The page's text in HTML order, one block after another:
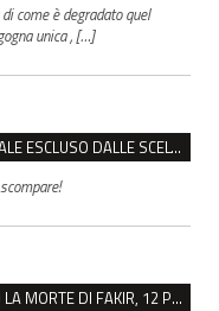
come è degradato quel
unica , […]
PARK ZUCCHI, LEGA: “CONSIGLIO COMUNALE ESCLUSO DALLE SCELTE, PRETENDIAMO TUTTI GLI ATTI”
SCONTRI E DISORDINI A BOLOGNA DOPO LA MORTE DI FAKIR, 12 PERSONE INDAGATE